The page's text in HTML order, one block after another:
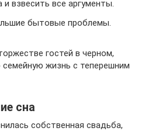
взвесить все аргументы.
бытовые проблемы.
гостей в черном,
жизнь с теперешним
сна
собственная свадьба,